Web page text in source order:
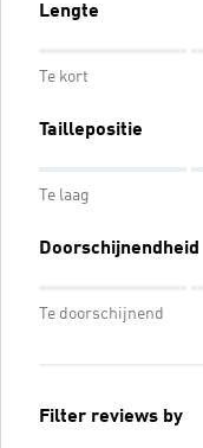
Lengte
Te kort
Taillepositie
Te laag
Doorschijnendheid
Te doorschijnend
Filter reviews by